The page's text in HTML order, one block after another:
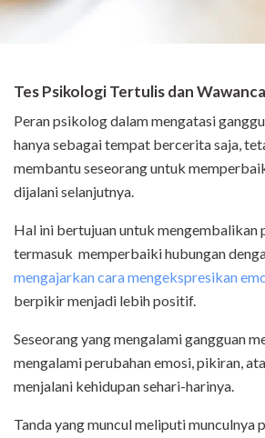
Tes Psikologi Tertulis dan
Peran psikolog dalam mengatasi
hanya sebagai tempat bercerita saja,
membantu seseorang untuk
dijalani selanjutnya.
Hal ini bertujuan untuk mengembalikan
termasuk memperbaiki hubungan
mengajarkan cara mengekspresikan
berpikir menjadi lebih positif.
Seseorang yang mengalami gangguan
mengalami perubahan emosi, pikiran,
menjalani kehidupan sehari-harinya.
Tanda yang muncul meliputi munculnya